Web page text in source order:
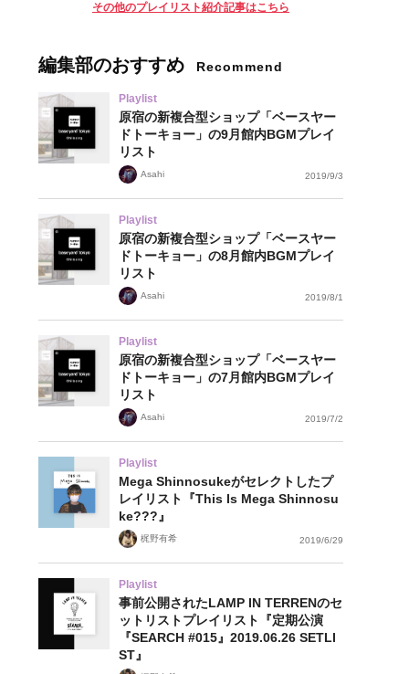
その他のプレイリスト紹介記事はこちら
編集部のおすすめ Recommend
Playlist
原宿の新複合型ショップ「ベースヤー
ドトーキョー」の9月館内BGMプレイ
リスト
Asahi 2019/9/3
Playlist
原宿の新複合型ショップ「ベースヤー
ドトーキョー」の8月館内BGMプレイ
リスト
Asahi 2019/8/1
Playlist
原宿の新複合型ショップ「ベースヤー
ドトーキョー」の7月館内BGMプレイ
リスト
Asahi 2019/7/2
Playlist
Mega Shinnosukeがセレクトしたプ
レイリスト『This Is Mega Shinnosu
ke???』
梶野有希 2019/6/29
Playlist
事前公開されたLAMP IN TERRENのセ
ットリストプレイリスト『定期公演
『SEARCH #015』2019.06.26 SETLI
ST』